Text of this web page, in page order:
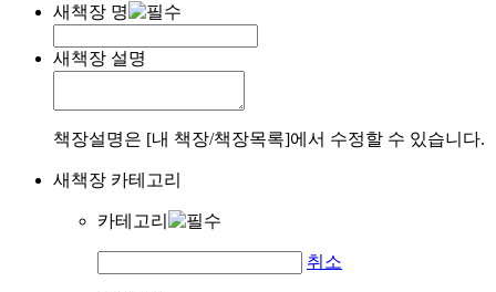
새책장 명
새책장 설명
책장설명은 [내 책장/책장목록]에서 수정할 수 있습니다.
새책장 카테고리
카테고리
취소